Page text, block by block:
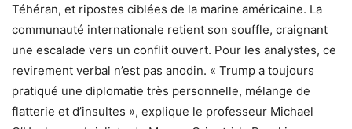
Téhéran, et ripostes ciblées de la marine américaine. La
communauté internationale retient son souffle, craignant
une escalade vers un conflit ouvert. Pour les analystes, ce
revirement verbal n’est pas anodin. « Trump a toujours
pratiqué une diplomatie très personnelle, mélange de
flatterie et d’insultes », explique le professeur Michael